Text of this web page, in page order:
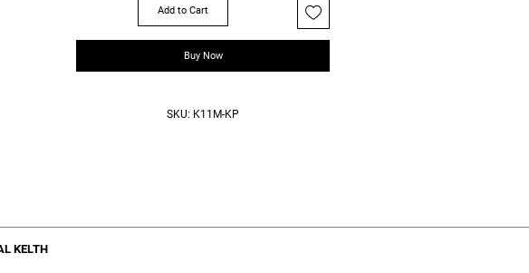
Add to Cart
Buy Now
SKU: K11M-KP
KELTH